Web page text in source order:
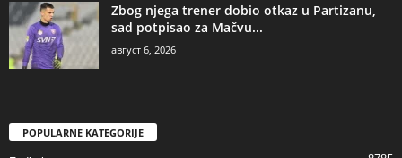
Zbog njega trener dobio otkaz u Partizanu,
sad potpisao za Mačvu...
август 6, 2026
POPULARNE KATEGORIJE